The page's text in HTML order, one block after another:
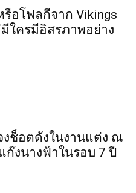
รือโฟลกีจาก Vikings
ใครมีอิสรภาพอย่าง
งช็อตดังในงานแต่ง ณ
งนางฟ้าในรอบ 7 ปี